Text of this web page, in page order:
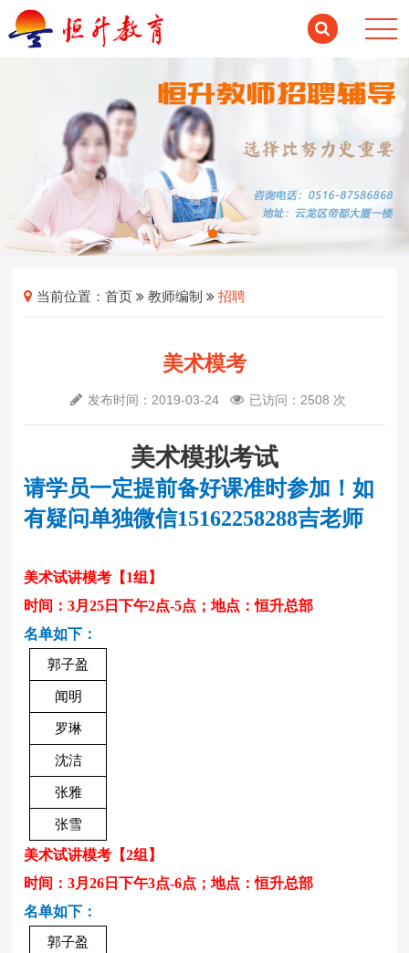
当前位置：首页 教师编制 招聘
美术模考
发布时间：2019-03-24 已访问：2508 次
美术模拟考试
请学员一定提前备好课准时参加！如
有疑问单独微信15162258288吉老师
美术试讲模考 【1组】
时间：3月25日下午2点-5点 ；地点：恒升总部
名单如下：
郭子盈
闻明
罗琳
沈洁
张雅
张雪
美术试讲模考 【2组】
时间：3月26日下午3点-6点 ；地点：恒升总部
名单如下：
郭子盈